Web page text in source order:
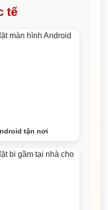
tế
tận nơi